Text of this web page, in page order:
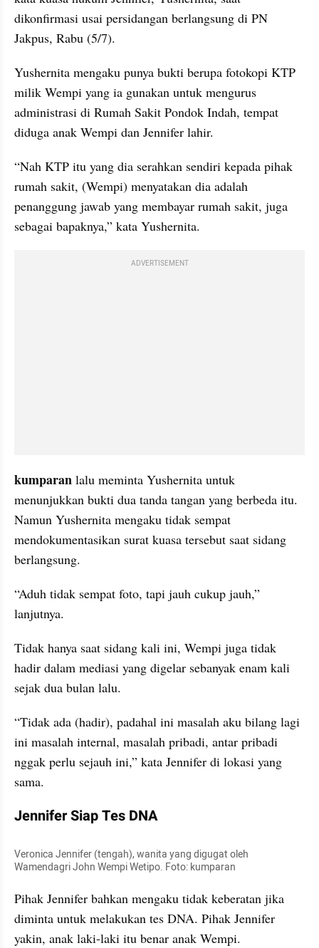
dikonfirmasi usai persidangan berlangsung di PN
Jakpus, Rabu (5/7).
Yushernita mengaku punya bukti berupa fotokopi KTP
milik Wempi yang ia gunakan untuk mengurus
administrasi di Rumah Sakit Pondok Indah, tempat
diduga anak Wempi dan Jennifer lahir.
“Nah KTP itu yang dia serahkan sendiri kepada pihak
rumah sakit, (Wempi) menyatakan dia adalah
penanggung jawab yang membayar rumah sakit, juga
sebagai bapaknya,” kata Yushernita.
ADVERTISEMENT
kumparan lalu meminta Yushernita untuk
menunjukkan bukti dua tanda tangan yang berbeda itu.
Namun Yushernita mengaku tidak sempat
mendokumentasikan surat kuasa tersebut saat sidang
berlangsung.
“Aduh tidak sempat foto, tapi jauh cukup jauh,”
lanjutnya.
Tidak hanya saat sidang kali ini, Wempi juga tidak
hadir dalam mediasi yang digelar sebanyak enam kali
sejak dua bulan lalu.
“Tidak ada (hadir), padahal ini masalah aku bilang lagi
ini masalah internal, masalah pribadi, antar pribadi
nggak perlu sejauh ini,” kata Jennifer di lokasi yang
sama.
Jennifer Siap Tes DNA
Veronica Jennifer (tengah), wanita yang digugat oleh
Wamendagri John Wempi Wetipo. Foto: kumparan
Pihak Jennifer bahkan mengaku tidak keberatan jika
diminta untuk melakukan tes DNA. Pihak Jennifer
yakin, anak laki-laki itu benar anak Wempi.